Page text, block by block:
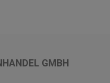
GMBH